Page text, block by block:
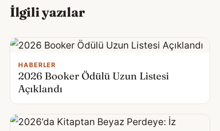
İlgili yazılar
HABERLER
2026 Booker Ödülü Uzun Listesi
Açıklandı